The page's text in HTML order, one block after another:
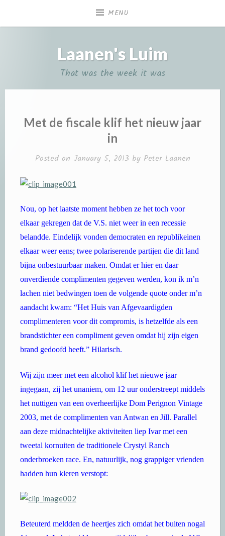
MENU
Laanen's Luim
That was the week it was
Met de fiscale klif het nieuw jaar
in
Posted on January 5, 2013 by Peter Laanen
Nou, op het laatste moment hebben ze het toch voor
elkaar gekregen dat de V.S. niet weer in een recessie
belandde. Eindelijk vonden democraten en republikeinen
elkaar weer eens; twee polariserende partijen die dit land
bijna onbestuurbaar maken. Omdat er hier en daar
onverdiende complimenten gegeven werden, kon ik m’n
lachen niet bedwingen toen de volgende quote onder m’n
aandacht kwam: “Het Huis van Afgevaardigden
complimenteren voor dit compromis, is hetzelfde als een
brandstichter een compliment geven omdat hij zijn eigen
brand gedoofd heeft.” Hilarisch.
Wij zijn meer met een alcohol klif het nieuwe jaar
ingegaan, zij het unaniem, om 12 uur onderstreept middels
het nuttigen van een overheerlijke Dom Perignon Vintage
2003, met de complimenten van Antwan en Jill. Parallel
aan deze midnachtelijke aktiviteiten liep Ivar met een
tweetal kornuiten de traditionele Crystyl Ranch
onderbroeken race. En, natuurlijk, nog grappiger vrienden
hadden hun kleren verstopt:
Beteuterd meldden de heertjes zich omdat het buiten nogal